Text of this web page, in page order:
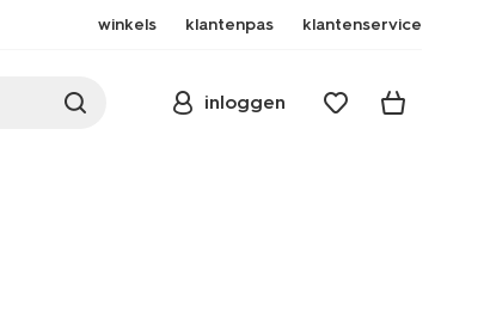
winkels klantenpas klantenservice
inloggen